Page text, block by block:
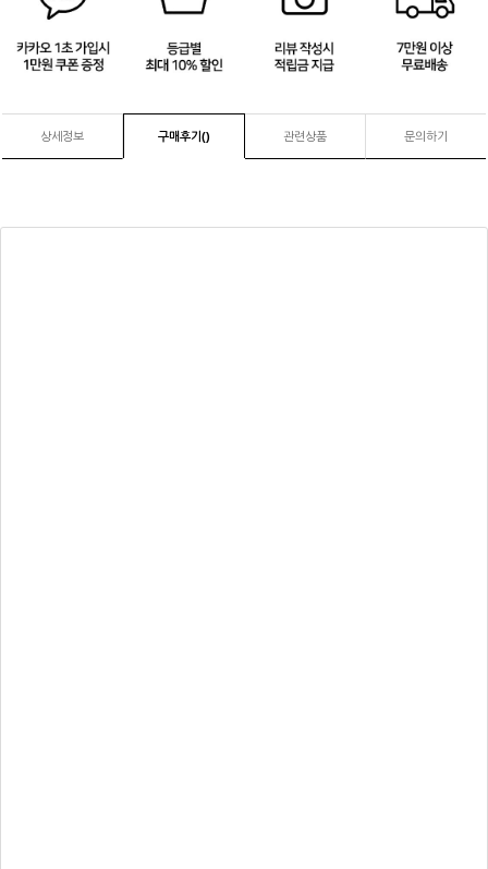
상세정보 구매후기() 관련상품 문의하기